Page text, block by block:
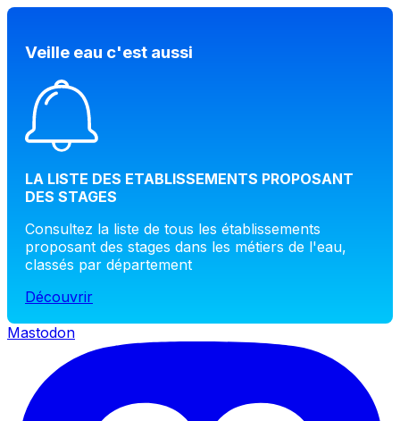
Veille eau c'est aussi
LA LISTE DES ETABLISSEMENTS PROPOSANT
DES STAGES
Consultez la liste de tous les établissements
proposant des stages dans les métiers de l'eau,
classés par département
Découvrir
Mastodon